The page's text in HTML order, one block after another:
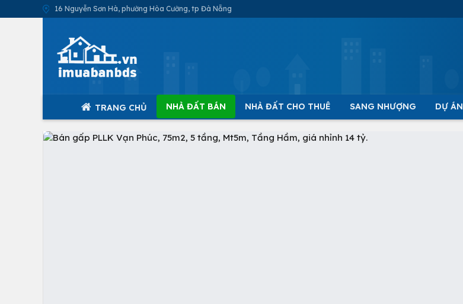
16 Nguyễn Sơn Hà, phường Hòa Cường, tp Đà Nẵng
TRANG CHỦ NHÀ ĐẤT BÁN NHÀ ĐẤT CHO THUÊ SANG NHƯỢNG DỰ ÁN